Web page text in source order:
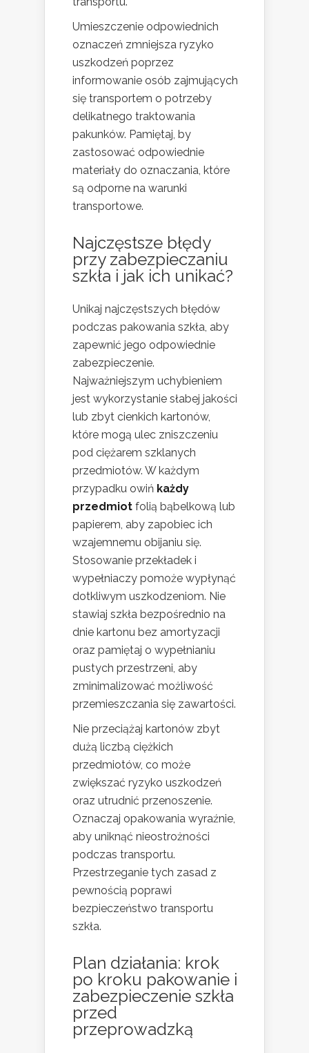
Umieszczenie odpowiednich
oznaczeń zmniejsza ryzyko
uszkodzeń poprzez
informowanie osób zajmujących
się transportem o potrzeby
delikatnego traktowania
pakunków. Pamiętaj, by
zastosować odpowiednie
materiały do oznaczania, które
są odporne na warunki
transportowe.
Najczęstsze błędy
przy zabezpieczaniu
szkła i jak ich unikać?
Unikaj najczęstszych błędów
podczas pakowania szkła, aby
zapewnić jego odpowiednie
zabezpieczenie.
Najważniejszym uchybieniem
jest wykorzystanie słabej jakości
lub zbyt cienkich kartonów,
które mogą ulec zniszczeniu
pod ciężarem szklanych
przedmiotów. W każdym
przypadku owiń każdy
przedmiot folią bąbelkową lub
papierem, aby zapobiec ich
wzajemnemu obijaniu się.
Stosowanie przekładek i
wypełniaczy pomoże wypłynąć
dotkliwym uszkodzeniom. Nie
stawiaj szkła bezpośrednio na
dnie kartonu bez amortyzacji
oraz pamiętaj o wypełnianiu
pustych przestrzeni, aby
zminimalizować możliwość
przemieszczania się zawartości.
Nie przeciążaj kartonów zbyt
dużą liczbą ciężkich
przedmiotów, co może
zwiększać ryzyko uszkodzeń
oraz utrudnić przenoszenie.
Oznaczaj opakowania wyraźnie,
aby uniknąć nieostrożności
podczas transportu.
Przestrzeganie tych zasad z
pewnością poprawi
bezpieczeństwo transportu
szkła.
Plan działania: krok
po kroku pakowanie i
zabezpieczenie szkła
przed
przeprowadzką